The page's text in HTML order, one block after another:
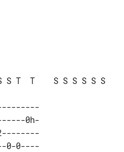
S T  T    S S S S S S
0h-
0-0----